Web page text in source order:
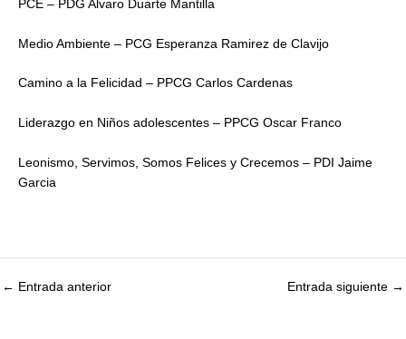
PCE – PDG Alvaro Duarte Mantilla
Medio Ambiente – PCG Esperanza Ramirez de Clavijo
Camino a la Felicidad – PPCG Carlos Cardenas
Liderazgo en Niños adolescentes – PPCG Oscar Franco
Leonismo, Servimos, Somos Felices y Crecemos – PDI Jaime
Garcia
← Entrada anterior Entrada siguiente →